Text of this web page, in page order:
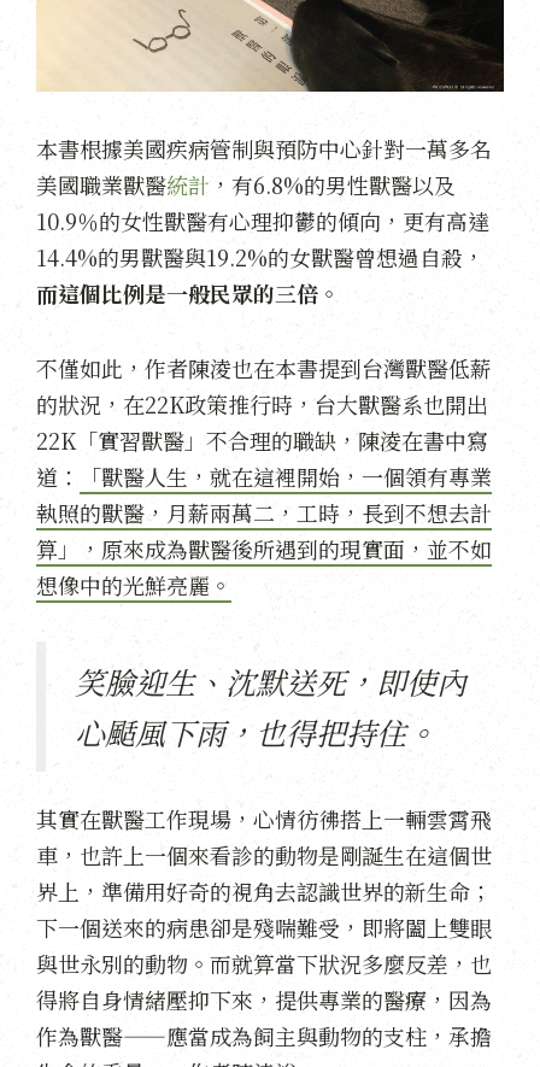
本書根據美國疾病管制與預防中心針對一萬多名
美國職業獸醫統計 ，有6.8%的男性獸醫以及
10.9％的女性獸醫有心理抑鬱的傾向，更有高達
14.4%的男獸醫與19.2%的女獸醫曾想過自殺，
而這個比例是一般民眾的三倍 。
不僅如此，作者陳淩也在本書提到台灣獸醫低薪
的狀況，在22K政策推行時，台大獸醫系也開出
22K「實習獸醫」不合理的職缺，陳淩在書中寫
道：
「獸醫人生，就在這裡開始，一個領有專業
執照的獸醫，月薪兩萬二，工時，長到不想去計
算」，原來成為獸醫後所遇到的現實面，並不如
想像中的光鮮亮麗。
笑臉迎生、沈默送死，即使內
心颳風下雨，也得把持住。
其實在獸醫工作現場，心情彷彿搭上一輛雲霄飛
車，也許上一個來看診的動物是剛誕生在這個世
界上，準備用好奇的視角去認識世界的新生命；
下一個送來的病患卻是殘喘難受，即將闔上雙眼
與世永別的動物。而就算當下狀況多麼反差，也
得將自身情緒壓抑下來，提供專業的醫療，因為
作為獸醫——應當成為飼主與動物的支柱，承擔